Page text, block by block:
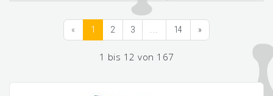
« 1 2 3 ... 14 »
1 bis 12 von 167